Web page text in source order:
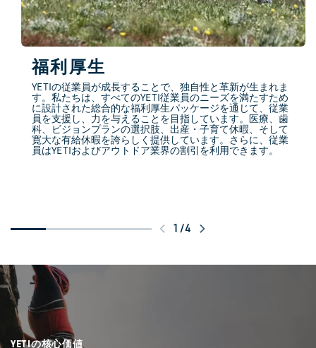
福利厚生
YETIの従業員が成長することで、独自性と革新が生まれま
す。私たちは、すべてのYETI従業員のニーズを満たすため
に設計された総合的な福利厚生パッケージを通じて、従業
員を支援し、力を与えることを目指しています。医療、歯
科、ビジョンプランの選択肢、出産・子育て休暇、そして
寛大な有給休暇を誇らしく提供しています。さらに、従業
員はYETIおよびアウトドア業界の割引を利用できます。
1 /
ス
イ
4
YETIの核心価値